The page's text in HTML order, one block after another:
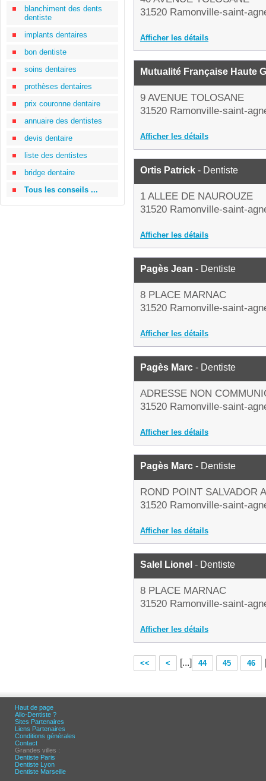
blanchiment des dents
dentiste
implants dentaires
bon dentiste
soins dentaires
prothèses dentaires
prix couronne dentaire
annuaire des dentistes
devis dentaire
liste des dentistes
bridge dentaire
Tous les conseils ...
31520 Ramonville-saint-
Afficher les détails
Mutualité Française Haute
9 AVENUE TOLOSANE
31520 Ramonville-saint-
Afficher les détails
Ortis Patrick - Dentiste
1 ALLEE DE NAUROUZE
31520 Ramonville-saint-
Afficher les détails
Pagès Jean - Dentiste
8 PLACE MARNAC
31520 Ramonville-saint-
Afficher les détails
Pagès Marc - Dentiste
ADRESSE NON
31520 Ramonville-saint-
Afficher les détails
Pagès Marc - Dentiste
ROND POINT SALVADOR
31520 Ramonville-saint-
Afficher les détails
Salel Lionel - Dentiste
8 PLACE MARNAC
31520 Ramonville-saint-
Afficher les détails
<< < [...] 44 45 46
Haut de page
Allo-Dentiste ?
Sites Partenaires
Liens Partenaires
Conditions générales
Contact
Grandes villes :
Dentiste Paris
Dentiste Lyon
Dentiste Marseille